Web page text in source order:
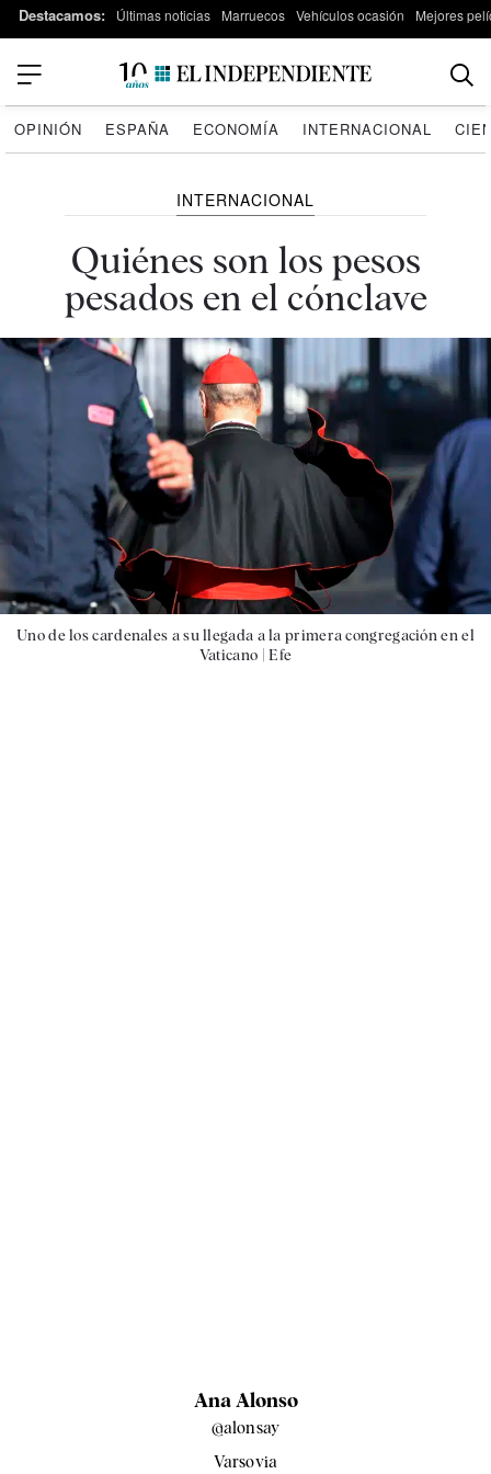
Destacamos: Últimas noticias Marruecos Vehículos ocasión Mejores
OPINIÓN ESPAÑA ECONOMÍA INTERNACIONAL
INTERNACIONAL
Quiénes son los pesos
pesados en el cónclave
Uno de los cardenales a su llegada a la primera congregación en el
Vaticano |Efe
Ana Alonso
@alonsay
Varsovia